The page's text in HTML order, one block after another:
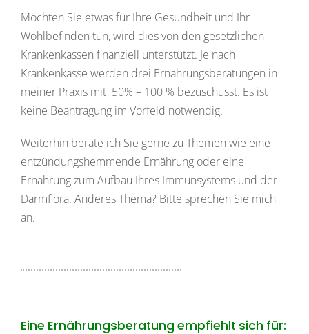
Möchten Sie etwas für Ihre Gesundheit und Ihr
Wohlbefinden tun, wird dies von den gesetzlichen
Krankenkassen finanziell unterstützt. Je nach
Krankenkasse werden drei Ernährungsberatungen in
meiner Praxis mit 50% – 100 % bezuschusst. Es ist
keine Beantragung im Vorfeld notwendig.
Weiterhin berate ich Sie gerne zu Themen wie eine
entzündungshemmende Ernährung oder eine
Ernährung zum Aufbau Ihres Immunsystems und der
Darmflora. Anderes Thema? Bitte sprechen Sie mich
an.
Eine Ernährungsberatung empfiehlt sich für: